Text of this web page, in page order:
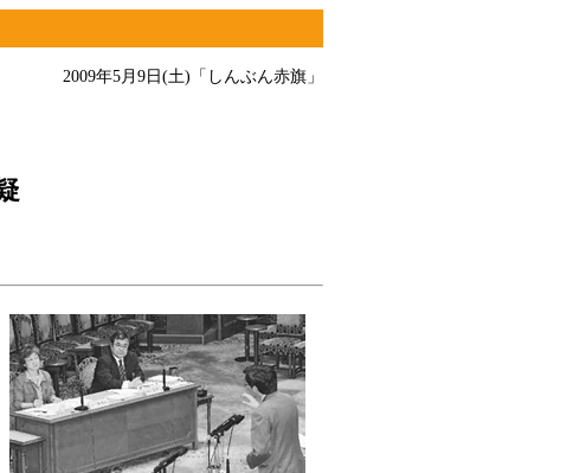
2009年5月9日(土) 「しんぶん赤旗」